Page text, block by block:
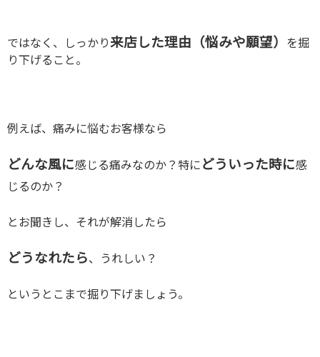
ではなく、しっかり来店した理由（悩みや願望）
を掘
り下げること。
例えば、痛みに悩むお客様なら
どんな風に感じる痛みなのか？特に どういった時に感
じるのか？
とお聞きし、それが解消したら
どうなれたら、うれしい？
というとこまで掘り下げましょう。